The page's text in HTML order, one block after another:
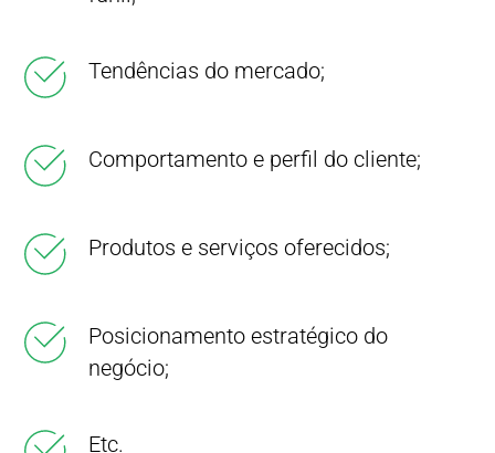
Tendências do mercado;
Comportamento e perfil do cliente;
Produtos e serviços oferecidos;
Posicionamento estratégico do
negócio;
Etc.